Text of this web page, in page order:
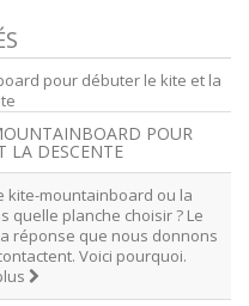
POUR
LA DESCENTE
kite-mountainboard ou la
quelle planche choisir ? Le
réponse que nous donnons
Voici pourquoi.